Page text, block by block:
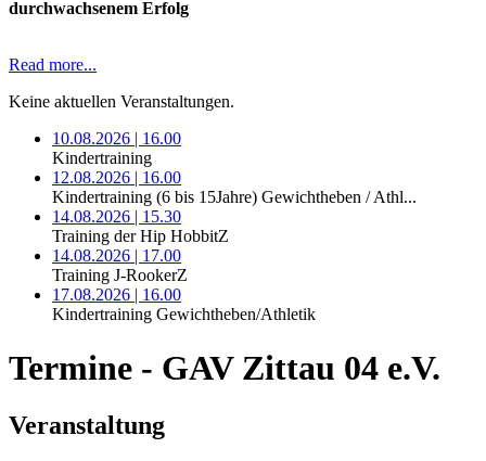
durchwachsenem Erfolg
Read more...
Keine aktuellen Veranstaltungen.
10.08.2026 | 16.00
Kindertraining
12.08.2026 | 16.00
Kindertraining (6 bis 15Jahre) Gewichtheben / Athl...
14.08.2026 | 15.30
Training der Hip HobbitZ
14.08.2026 | 17.00
Training J-RookerZ
17.08.2026 | 16.00
Kindertraining Gewichtheben/Athletik
Termine - GAV Zittau 04 e.V.
Veranstaltung